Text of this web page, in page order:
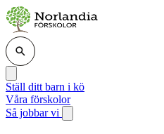
Ställ ditt barn i kö
Våra förskolor
Så jobbar vi